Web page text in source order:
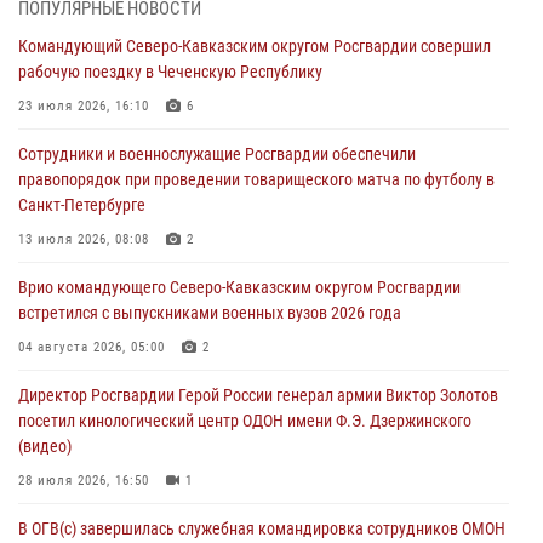
Росгвардии (видео)
07 августа 2026, 12:20
ветераны военной контрразведки почтили память Николая
Кузнецова
07 августа 2026, 12:00
выпуска «Легенды армии с Александром Маршалом»
07 августа 2026, 12:00
Смольного собора в Санкт-Петербурге (видео)
3 1
ПОПУЛЯРНЫЕ НОВОСТИ
Командующий Северо-Кавказским округом Росгвардии совершил
рабочую поездку в Чеченскую Республику
23 июля 2026, 16:10 6
Сотрудники и военнослужащие Росгвардии обеспечили
правопорядок при проведении товарищеского матча по футболу в
Санкт-Петербурге
13 июля 2026, 08:08 2
Врио командующего Северо-Кавказским округом Росгвардии
встретился с выпускниками военных вузов 2026 года
04 августа 2026, 05:00 2
Директор Росгвардии Герой России генерал армии Виктор Золотов
посетил кинологический центр ОДОН имени Ф.Э. Дзержинского
(видео)
28 июля 2026, 16:50 1
В ОГВ(с) завершилась служебная командировка сотрудников ОМОН